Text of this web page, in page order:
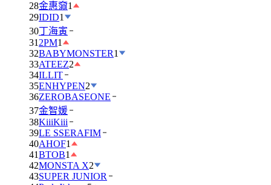
28金惠奫1
29IDID1
30丁海寅
31 2PM1
32BABYMONSTER1
33ATEEZ2
34ILLIT
35ENHYPEN2
36ZEROBASEONE
37金智媛
38KiiiKiii
39LE SSERAFIM
40AHOF1
41BTOB1
42MONSTA X2
43SUPER JUNIOR